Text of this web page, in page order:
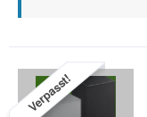
Verpasst!